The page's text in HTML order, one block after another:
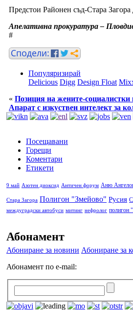
Предстои Районен съд-Стара Загора
Апелативна прокуратура –
#
Популяризирай
Delicious Digg Design Float
« Позиция на жените-
Апарат с изкуствен интелект за
Посещавани
Горещи
Коментари
Етикети
9 май Азотен диоксид Античен форум Аню
Стара Загора Полигон "Змейово" Русия
междуградски автобуси митинг нефролог полигон
Абонамент
Абониране за новини Абониране за
Абонамент по e-mail: